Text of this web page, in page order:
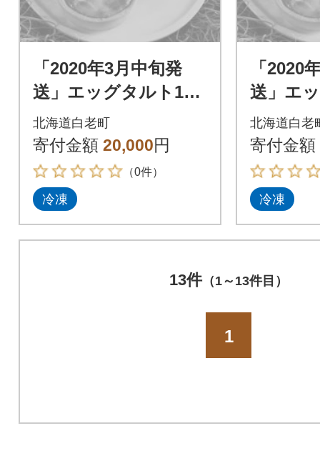
「2020年3月中旬発
送」エッグタルト15
個セット
北海道白老町
寄付金額 20,000円
（0件）
冷凍
「2020
送」エ
個セット
北海道白老
寄付金額
冷凍
13件（1～13件目）
1